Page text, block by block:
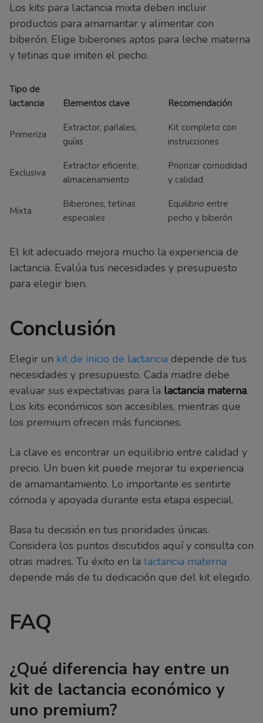
Los kits para lactancia mixta deben incluir
productos para amamantar y alimentar con
biberón. Elige biberones aptos para leche materna
y tetinas que imiten el pecho.
Tipo de
lactancia
Elementos clave Recomendación
Primeriza
Extractor, pañales,
guías
Kit completo con
instrucciones
Exclusiva
Extractor eficiente,
almacenamiento
Priorizar comodidad
y calidad
Mixta
Biberones, tetinas
especiales
Equilibrio entre
pecho y biberón
El kit adecuado mejora mucho la experiencia de
lactancia. Evalúa tus necesidades y presupuesto
para elegir bien.
Conclusión
Elegir un kit de inicio de lactancia depende de tus
necesidades y presupuesto. Cada madre debe
evaluar sus expectativas para la lactancia materna.
Los kits económicos son accesibles, mientras que
los premium ofrecen más funciones.
La clave es encontrar un equilibrio entre calidad y
precio. Un buen kit puede mejorar tu experiencia
de amamantamiento. Lo importante es sentirte
cómoda y apoyada durante esta etapa especial.
Basa tu decisión en tus prioridades únicas.
Considera los puntos discutidos aquí y consulta con
otras madres. Tu éxito en la lactancia materna
depende más de tu dedicación que del kit elegido.
FAQ
¿Qué diferencia hay entre un
kit de lactancia económico y
uno premium?